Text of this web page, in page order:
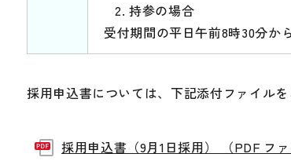
持参の場合
受付期間の平日午前8時30分か
採用申込書については、下記添付ファイルを
採用申込書（9月1日採用） （PDF ファ